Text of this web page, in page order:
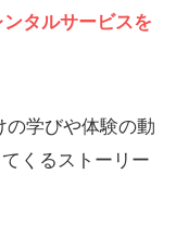
タルサービスを
の学びや体験の動
くるストーリー